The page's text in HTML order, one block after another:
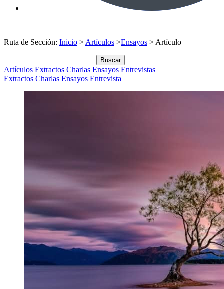
Ruta de Sección: Inicio > Artículos >Ensayos > Artículo
Buscar
Artículos Extractos Charlas Ensayos Entrevistas
Extractos Charlas Ensayos Entrevista